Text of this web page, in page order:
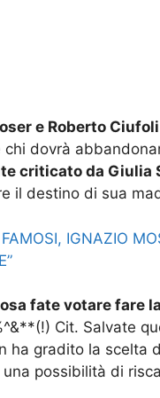
e Roberto Ciufoli
dovrà
criticato da Giulia
il destino di sua
IGNAZIO
fate votare fare
Cit. Salvate
ha gradito la scelta
possibilità di